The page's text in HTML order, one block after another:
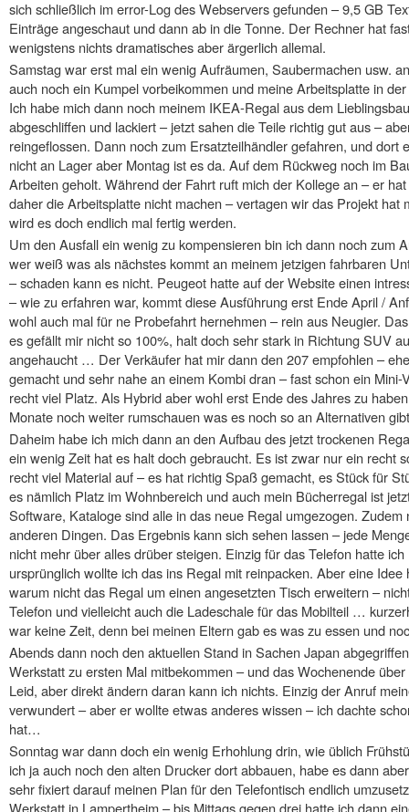
sich schließlich im error-Log des Webservers gefunden – 9,5 GB
Einträge angeschaut und dann ab in die Tonne. Der Rechner hat
wenigstens nichts dramatisches aber ärgerlich allemal.
Samstag war erst mal ein wenig Aufräumen, Saubermachen usw.
auch noch ein Kumpel vorbeikommen und meine Arbeitsplatte in
Ich habe mich dann noch meinem IKEA-Regal aus dem
abgeschliffen und lackiert – jetzt sahen die Teile richtig gut aus –
reingeflossen. Dann noch zum Ersatzteilhändler gefahren, und dort
nicht an Lager aber Montag ist es da. Auf dem Rückweg noch im
Arbeiten geholt. Während der Fahrt ruft mich der Kollege an – er
daher die Arbeitsplatte nicht machen – vertagen wir das Projekt hat
wird es doch endlich mal fertig werden.
Um den Ausfall ein wenig zu kompensieren bin ich dann noch zum
wer weiß was als nächstes kommt an meinem jetzigen fahrbaren
– schaden kann es nicht. Peugeot hatte auf der Website einen
– wie zu erfahren war, kommt diese Ausführung erst Ende April /
wohl auch mal für ne Probefahrt hernehmen – rein aus Neugier.
es gefällt mir nicht so 100%, halt doch sehr stark in Richtung SUV
angehaucht … Der Verkäufer hat mir dann den 207 empfohlen –
gemacht und sehr nahe an einem Kombi dran – fast schon ein
recht viel Platz. Als Hybrid aber wohl erst Ende des Jahres zu
Monate noch weiter rumschauen was es noch so an Alternativen
Daheim habe ich mich dann an den Aufbau des jetzt trockenen
ein wenig Zeit hat es halt doch gebraucht. Es ist zwar nur ein recht
recht viel Material auf – es hat richtig Spaß gemacht, es Stück für
es nämlich Platz im Wohnbereich und auch mein Bücherregal ist
Software, Kataloge sind alle in das neue Regal umgezogen.
anderen Dingen. Das Ergebnis kann sich sehen lassen – jede
nicht mehr über alles drüber steigen. Einzig für das Telefon hatte
ursprünglich wollte ich das ins Regal mit reinpacken. Aber eine
warum nicht das Regal um einen angesetzten Tisch erweitern –
Telefon und vielleicht auch die Ladeschale für das Mobilteil …
war keine Zeit, denn bei meinen Eltern gab es was zu essen und
Abends dann noch den aktuellen Stand in Sachen Japan
Werkstatt zu ersten Mal mitbekommen – und das Wochenende
Leid, aber direkt ändern daran kann ich nichts. Einzig der Anruf
verwundert – aber er wollte etwas anderes wissen – ich dachte
hat…
Sonntag war dann doch ein wenig Erhohlung drin, wie üblich
ich ja auch noch den alten Drucker dort abbauen, habe es dann
sehr fixiert darauf meinen Plan für den Telefontisch endlich
Werkstatt in Lampertheim – bis Mittags gegen drei hatte ich dann